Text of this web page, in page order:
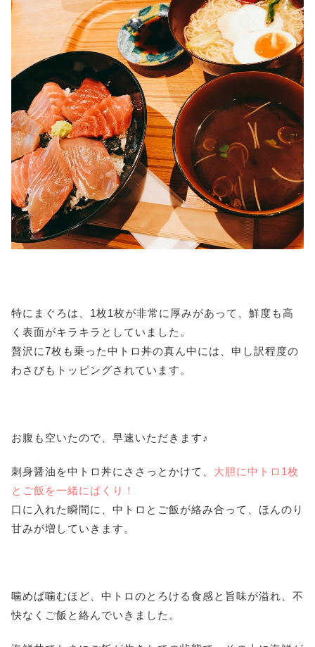
特にまぐろは、1枚1枚が非常に厚みがあって、鮮度も高
く表面がキラキラとしていました。
贅沢に7枚も乗った中トロ丼の真ん中には、申し訳程度の
わさびもトッピングされています。
お腹も空いたので、早速いただきます♪
刺身醤油を中トロ丼にささっとかけて、 大胆に中トロ1枚
とご飯を一緒にぱくり！
口に入れた瞬間に、中トロとご飯が絡み合って、ほんのり
甘みが増していきます。
噛めば噛むほど、中トロのとろける食感と旨味が溢れ、不
快なくご飯と絡んでいきました。